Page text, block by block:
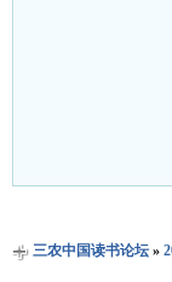
三农中国读书论坛»